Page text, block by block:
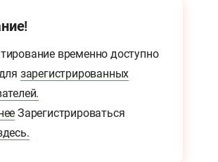
временно доступно
зарегистрированных
Зарегистрироваться